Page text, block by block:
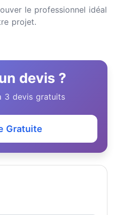
le professionnel idéal
projet.
devis ?
3 devis gratuits
Gratuite